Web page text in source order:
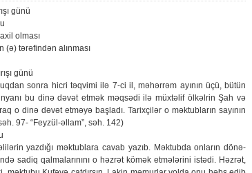
günü
olması
(ə) tərəfindən alınması
günü
sonra hicri təqvimi ilə 7-ci il, məhərrəm ayının üçü, bütün
bu dinə dəvət etmək məqsədi ilə müxtəlif ölkəlrin Şah və
o dinə dəvət etməyə başladı. Tarixçilər o məktubların sayının
97- “Feyzül-əllam”, səh. 142)
yazdığı məktublara cavab yazıb. Məktubda onların dönə-
sadiq qalmalarınını o həzrət kömək etmələrini istədi. Həzrət,